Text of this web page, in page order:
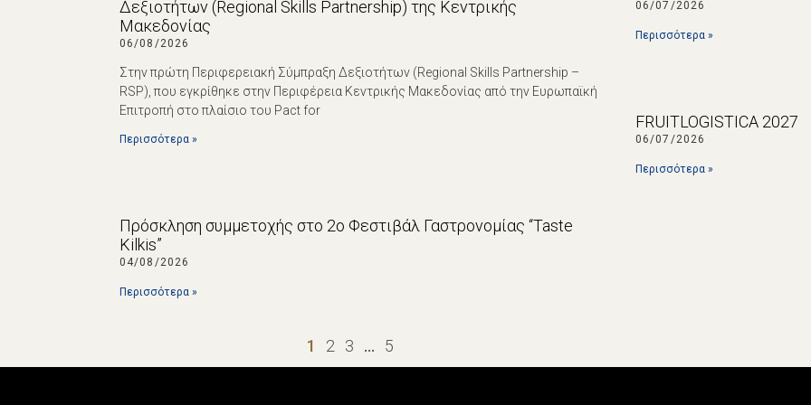
Δεξιοτήτων (Regional Skills Partnership) της Κεντρικής
Μακεδονίας
06/08/2026
Στην πρώτη Περιφερειακή Σύμπραξη Δεξιοτήτων (Regional Skills Partnership –
RSP), που εγκρίθηκε στην Περιφέρεια Κεντρικής Μακεδονίας από την Ευρωπαϊκή
Επιτροπή στο πλαίσιο του Pact for
Περισσότερα »
Πρόσκληση συμμετοχής στο 2ο Φεστιβάλ Γαστρονομίας “Taste
Kilkis”
04/08/2026
Περισσότερα »
1 2 3 … 5
06/07/2026
Περισσότερα »
FRUITLOGISTICA 2027
06/07/2026
Περισσότερα »